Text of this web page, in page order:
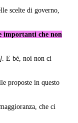
scelte di governo,
importanti che non
. E bè, noi non ci
proposte in questo
che ci